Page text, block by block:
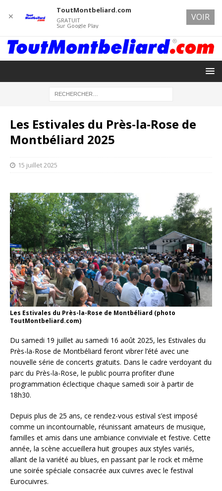
Les Estivales du Près-la-Rose de
Montbéliard 2025
15 juillet 2025
Les Estivales du Près-la-Rose de Montbéliard (photo
ToutMontbeliard.com)
Du samedi 19 juillet au samedi 16 août 2025, les Estivales du
Près-la-Rose de Montbéliard feront vibrer l’été avec une
nouvelle série de concerts gratuits. Dans le cadre verdoyant du
parc du Près-la-Rose, le public pourra profiter d’une
programmation éclectique chaque samedi soir à partir de
18h30.
Depuis plus de 25 ans, ce rendez-vous estival s’est imposé
comme un incontournable, réunissant amateurs de musique,
familles et amis dans une ambiance conviviale et festive. Cette
année, la scène accueillera huit groupes aux styles variés,
allant de la variété au blues, en passant par le rock et même
une soirée spéciale consacrée aux cuivres avec le festival
Eurocuivres.
✕
ToutMontbeliard.com
GRATUIT
Sur Google Play
VOIR